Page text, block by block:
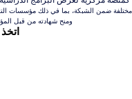
ضمن الشبكة، بما في ذلك مؤسسات
ومنح شهادته من قبل